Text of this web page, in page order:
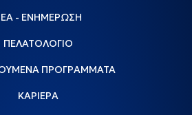
- ΕΝΗΜΕΡΩΣΗ
ΠΕΛΑΤΟΛΟΓΙΟ
ΠΡΟΓΡΑΜΜΑΤΑ
ΚΑΡΙΕΡΑ